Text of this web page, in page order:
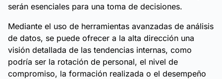
serán esenciales para una toma de decisiones.
Mediante el uso de herramientas avanzadas de análisis
de datos, se puede ofrecer a la alta dirección una
visión detallada de las tendencias internas, como
podría ser la rotación de personal, el nivel de
compromiso, la formación realizada o el desempeño